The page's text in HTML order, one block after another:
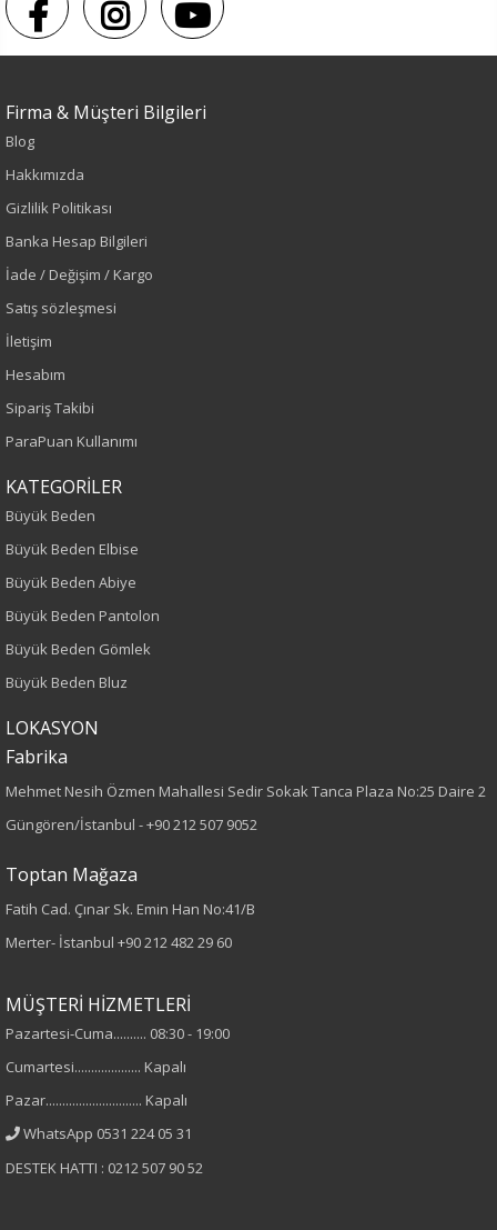
Siyah
Sonbahar-Kış
Yaş Grubu
Yetişkin
Büyük Beden
75
Kumaş Tipi
Örme
Desen
Düz
Kumaş
%35 Polyester
%60 Viskon
Yaka Tipi
Firma & Müşteri Bilgileri
Blog
Hakkımızda
Gizlilik Politikası
Banka Hesap Bilgileri
İade / Değişim / Kargo
Satış sözleşmesi
İletişim
Hesabım
Sipariş Takibi
ParaPuan Kullanımı
KATEGORİLER
Büyük Beden
Büyük Beden Elbise
Büyük Beden Abiye
Büyük Beden Pantolon
Büyük Beden Gömlek
Büyük Beden Bluz
LOKASYON
Fabrika
Mehmet Nesih Özmen Mahallesi Sedir Sokak Tanca Plaza No:25 Daire 2
Güngören/İstanbul -+90 212 507 9052
Toptan Mağaza
Fatih Cad. Çınar Sk. Emin Han No:41/B
Merter- İstanbul +90 212 482 29 60
MÜŞTERİ HİZMETLERİ
Pazartesi-Cuma.......... 08:30 - 19:00
Cumartesi.................... Kapalı
Pazar............................. Kapalı
WhatsApp 0531 224 05 31
DESTEK HATTI : 0212 507 90 52